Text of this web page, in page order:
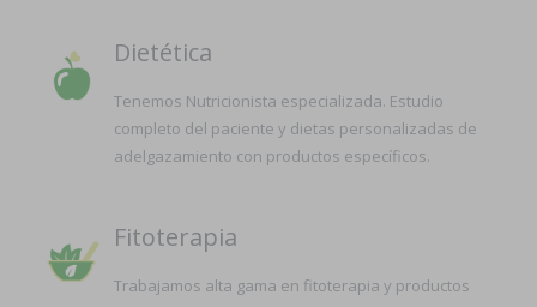
Dietética
Tenemos Nutricionista especializada. Estudio
completo del paciente y dietas personalizadas de
adelgazamiento con productos específicos.
Fitoterapia
Trabajamos alta gama en fitoterapia y productos